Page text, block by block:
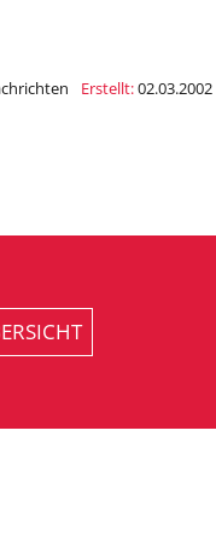
Erstellt:02.03.2002